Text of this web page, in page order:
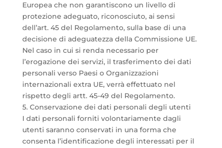
Europea che non garantiscono un livello di
protezione adeguato, riconosciuto, ai sensi
dell’art. 45 del Regolamento, sulla base di una
decisione di adeguatezza della Commissione UE.
Nel caso in cui si renda necessario per
l’erogazione dei servizi, il trasferimento dei dati
personali verso Paesi o Organizzazioni
internazionali extra UE, verrà effettuato nel
rispetto degli artt. 45-49 del Regolamento.
5. Conservazione dei dati personali degli utenti
I dati personali forniti volontariamente dagli
utenti saranno conservati in una forma che
consenta l’identificazione degli interessati per il